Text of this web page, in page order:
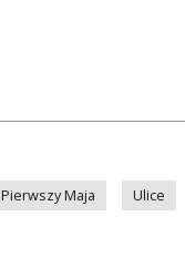
Pierwszy Maja Ulice